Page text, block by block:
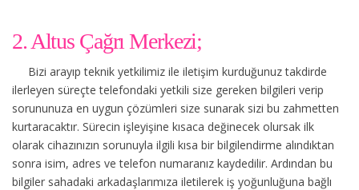
2. Altus Çağrı Merkezi;
Bizi arayıp teknik yetkilimiz ile iletişim kurduğunuz takdirde
ilerleyen süreçte telefondaki yetkili size gereken bilgileri verip
sorununuza en uygun çözümleri size sunarak sizi bu zahmetten
kurtaracaktır. Sürecin işleyişine kısaca değinecek olursak ilk
olarak cihazınızın sorunuyla ilgili kısa bir bilgilendirme alındıktan
sonra isim, adres ve telefon numaranız kaydedilir. Ardından bu
bilgiler sahadaki arkadaşlarımıza iletilerek iş yoğunluğuna bağlı